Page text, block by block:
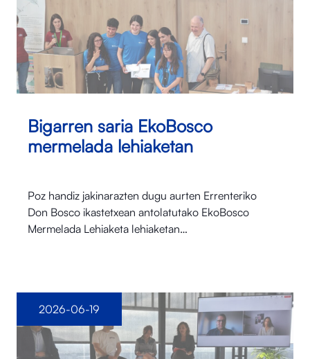
Bigarren saria EkoBosco
mermelada lehiaketan
Poz handiz jakinarazten dugu aurten Errenteriko
Don Bosco ikastetxean antolatutako EkoBosco
Mermelada Lehiaketa lehiaketan…
2026-06-19